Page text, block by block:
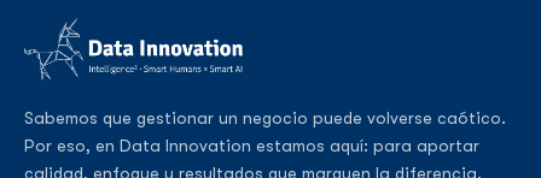
Sabemos que gestionar un negocio puede volverse caótico.
Por eso, en Data Innovation estamos aquí: para aportar
calidad, enfoque y resultados que marquen la diferencia.